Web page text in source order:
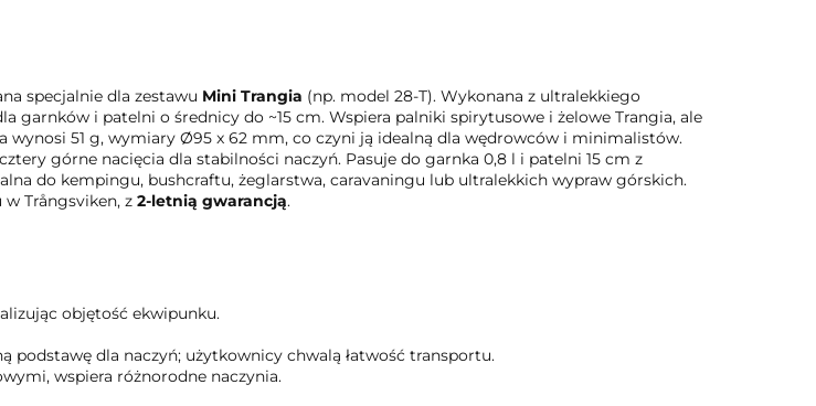
specjalnie dla zestawu Mini Trangia (np. model 28-T). Wykonana z ultralekkiego
garnków i patelni o średnicy do ~15 cm. Wspiera palniki spirytusowe i żelowe Trangia, ale
51 g, wymiary Ø95 x 62 mm, co czyni ją idealną dla wędrowców i minimalistów.
górne nacięcia dla stabilności naczyń. Pasuje do garnka 0,8 l i patelni 15 cm z
do kempingu, bushcraftu, żeglarstwa, caravaningu lub ultralekkich wypraw górskich.
Trångsviken, z 2-letnią gwarancją.
objętość ekwipunku.
podstawę dla naczyń; użytkownicy chwalą łatwość transportu.
wspiera różnorodne naczynia.